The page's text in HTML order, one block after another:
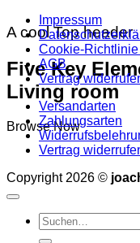
A cool Top header
Five Key
Living room
Browse Now
Impressum
Cookie-
AGB
Vertrag
Versandarten
Zahlungsarten
Vertrag
Copyright 2026 ©
Suchen
nach: